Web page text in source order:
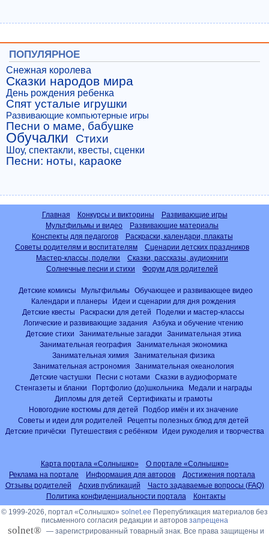
ПОПУЛЯРНОЕ
Снежная королева
Сказки народов мира
День рождения ребенка
Спят усталые игрушки
Развивающие компьютерные игры
Песни о маме, бабушке
Обучалки Стихи
Шоу, спектакли, квесты, сценки
Песни: ноты, караоке
Главная Конкурсы и викторины
Развивающие игры
Мультфильмы и видео
Развивающие материалы
Конспекты для педагогов
Раскраски, календари, плакаты
Советы родителям и воспитателям
Сценарии детских праздников
Мастер-классы, поделки
Сказки, рассказы, аудиокниги
Солнечные песни и стихи
Форум для родителей
Детские комиксы Мультфильмы
Обучающее и развивающее видео
Календари и планеры
Идеи и сценарии для дня рождения
Детские квесты
Раскраски для детей
Поделки и мастер-классы
Логические и развивающие задания
Азбука и обучение чтению
Детские стихи
Занимательные загадки
Занимательная этика
Занимательная география
Занимательная экономика
Занимательная химия
Занимательная физика
Занимательная астрономия
Занимательная океанология
Детские частушки
Песни с нотами
Сказки в аудиоформате
Стенгазеты и бланки
Портфолио (до)школьника
Медали и награды
Дипломы для детей
Сертификаты и грамоты
Новогодние костюмы для детей
Подбор имён и их значение
Советы и идеи для родителей
Рецепты полезных блюд для детей
Детские причёски
Путешествия с ребёнком Идеи рукоделия и творчества
Карта портала «Солнышко»
О портале «Солнышко»
Реклама на портале
Информация для авторов
Достижения портала
Отзывы родителей
Архив публикаций
Часто задаваемые вопросы (FAQ)
Политика конфиденциальности портала
Контакты
© 1999-2026, портал «Солнышко» solnet.ee Перепубликация материалов без
письменного согласия редакции и авторов запрещена
solnet® — зарегистрированный товарный знак. Все права защищены и